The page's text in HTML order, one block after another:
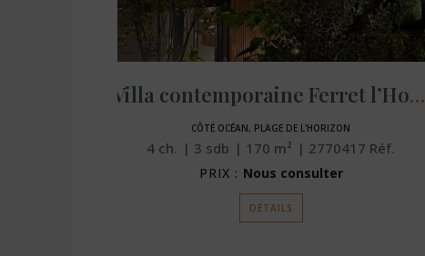
Villa contemporaine Ferret l’Horizon
CÔTÉ OCÉAN, PLAGE DE L'HORIZON
4 ch. 3 sdb 170 m² 2770417 Réf.
PRIX : Nous consulter
DÉTAILS